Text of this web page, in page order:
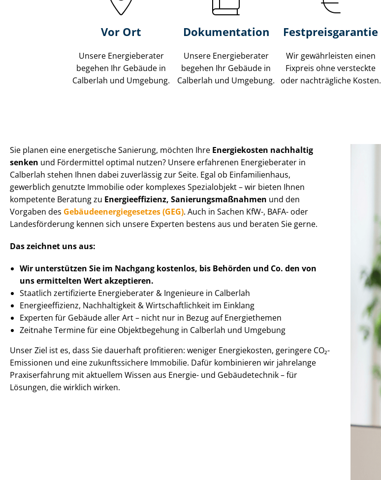
Vor Ort
Unsere Energieberater
begehen Ihr Gebäude in
Calberlah und Umgebung.
Dokumentation
Unsere Energieberater
begehen Ihr Gebäude in
Calberlah und Umgebung.
Fest­preis­ga­ran­tie
Wir gewährleisten einen
Fixpreis ohne versteckte
oder nachträgliche Kosten.
Sie planen eine energetische Sanierung, möchten Ihre Energiekosten nachhaltig
senken und Fördermittel optimal nutzen? Unsere erfahrenen Energieberater in
Calberlah stehen Ihnen dabei zuverlässig zur Seite. Egal ob Einfamilienhaus,
gewerblich genutzte Immobilie oder komplexes Spezialobjekt – wir bieten Ihnen
kompetente Beratung zu En­er­gie­ef­fi­zi­enz, Sa­nie­rungs­maß­nah­men und den
Vorgaben des Ge­bäu­de­en­er­gie­ge­set­zes (GEG). Auch in Sachen KfW-, BAFA- oder
Landesförderung kennen sich unsere Experten bestens aus und beraten Sie gerne.
Das zeichnet uns aus:
Wir unterstützen Sie im Nachgang kostenlos, bis Behörden und Co. den von
uns ermittelten Wert akzeptieren.
Staatlich zertifizierte Energieberater & Ingenieure in Calberlah
En­er­gie­ef­fi­zi­enz, Nachhaltigkeit & Wirt­schaft­lich­keit im Einklang
Experten für Gebäude aller Art – nicht nur in Bezug auf Energiethemen
Zeitnahe Termine für eine Objektbegehung in Calberlah und Umgebung
Unser Ziel ist es, dass Sie dauerhaft profitieren: weniger Energiekosten, geringere CO₂-
Emissionen und eine zukunftssichere Immobilie. Dafür kombinieren wir jahrelange
Praxiserfahrung mit aktuellem Wissen aus Energie- und Gebäudetechnik – für
Lösungen, die wirklich wirken.